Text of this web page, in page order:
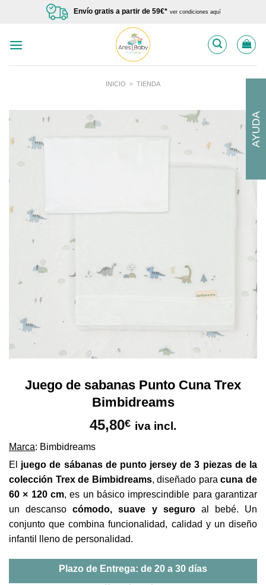
Envío gratis a partir de 59€* ver condiciones aquí
INICIO » TIENDA
Juego de sabanas Punto Cuna Trex
Bimbidreams
45,80€ iva incl.
Marca: Bimbidreams
El juego de sábanas de punto jersey de 3 piezas de la
colección Trex de Bimbidreams, diseñado paracuna de
60 × 120 cm, es un básico imprescindible para garantizar
un descansocómodo, suave y seguroal bebé. Un
conjunto que combina funcionalidad, calidad y un diseño
infantil lleno de personalidad.
Plazo de Entrega: de 20 a 30 días
AYUDA